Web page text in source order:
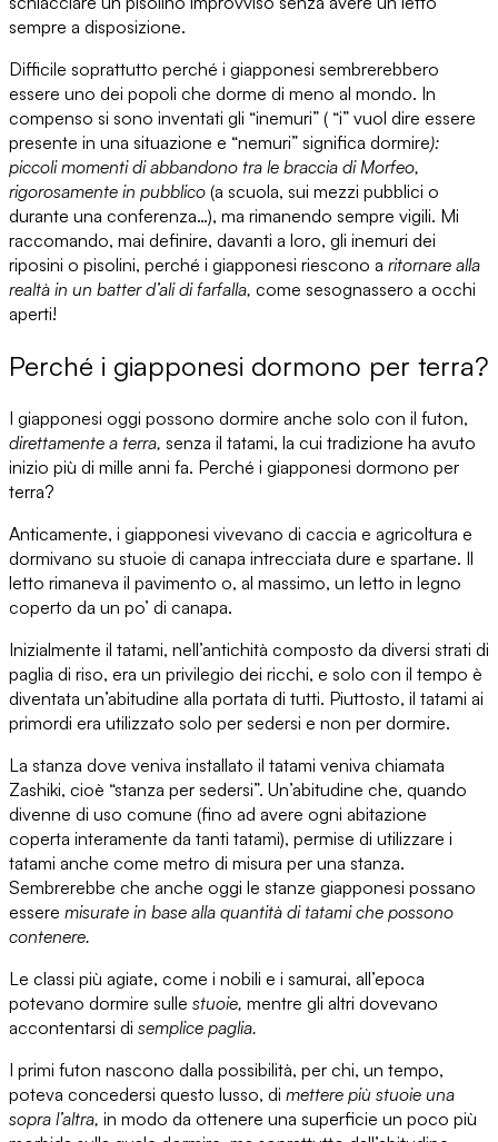
sempre a disposizione.
Difficile soprattutto perché i giapponesi sembrerebbero
essere uno dei popoli che dorme di meno al mondo. In
compenso si sono inventati gli “inemuri” ( “i” vuol dire essere
presente in una situazione e “nemuri” significa dormire):
piccoli momenti di abbandono tra le braccia di Morfeo,
rigorosamente in pubblico (a scuola, sui mezzi pubblici o
durante una conferenza…), ma rimanendo sempre vigili. Mi
raccomando, mai definire, davanti a loro, gli inemuri dei
riposini o pisolini, perché i giapponesi riescono a ritornare alla
realtà in un batter d’ali di farfalla, come sesognassero a occhi
aperti!
Perché i giapponesi dormono per terra?
I giapponesi oggi possono dormire anche solo con il futon,
direttamente a terra, senza il tatami, la cui tradizione ha avuto
inizio più di mille anni fa. Perché i giapponesi dormono per
terra?
Anticamente, i giapponesi vivevano di caccia e agricoltura e
dormivano su stuoie di canapa intrecciata dure e spartane. Il
letto rimaneva il pavimento o, al massimo, un letto in legno
coperto da un po’ di canapa.
Inizialmente il tatami, nell’antichità composto da diversi strati di
paglia di riso, era un privilegio dei ricchi, e solo con il tempo è
diventata un’abitudine alla portata di tutti. Piuttosto, il tatami ai
primordi era utilizzato solo per sedersi e non per dormire.
La stanza dove veniva installato il tatami veniva chiamata
Zashiki, cioè “stanza per sedersi”. Un’abitudine che, quando
divenne di uso comune (fino ad avere ogni abitazione
coperta interamente da tanti tatami), permise di utilizzare i
tatami anche come metro di misura per una stanza.
Sembrerebbe che anche oggi le stanze giapponesi possano
essere misurate in base alla quantità di tatami che possono
contenere.
Le classi più agiate, come i nobili e i samurai, all’epoca
potevano dormire sulle stuoie, mentre gli altri dovevano
accontentarsi di semplice paglia.
I primi futon nascono dalla possibilità, per chi, un tempo,
poteva concedersi questo lusso, di mettere più stuoie una
sopra l’altra, in modo da ottenere una superficie un poco più